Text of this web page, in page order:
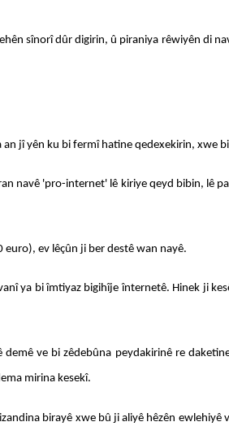
sînorî dûr digirin, û piraniya rêwiyên di
jî yên ku bi fermî hatine qedexekirin, xwe
navê 'pro-internet' lê kiriye qeyd bibin, lê
ev lêçûn ji ber destê wan nayê.
ya bi îmtiyaz bigihîje înternetê. Hinek ji
ve bi zêdebûna peydakirinê re
mirina kesekî.
birayê xwe bû ji aliyê hêzên